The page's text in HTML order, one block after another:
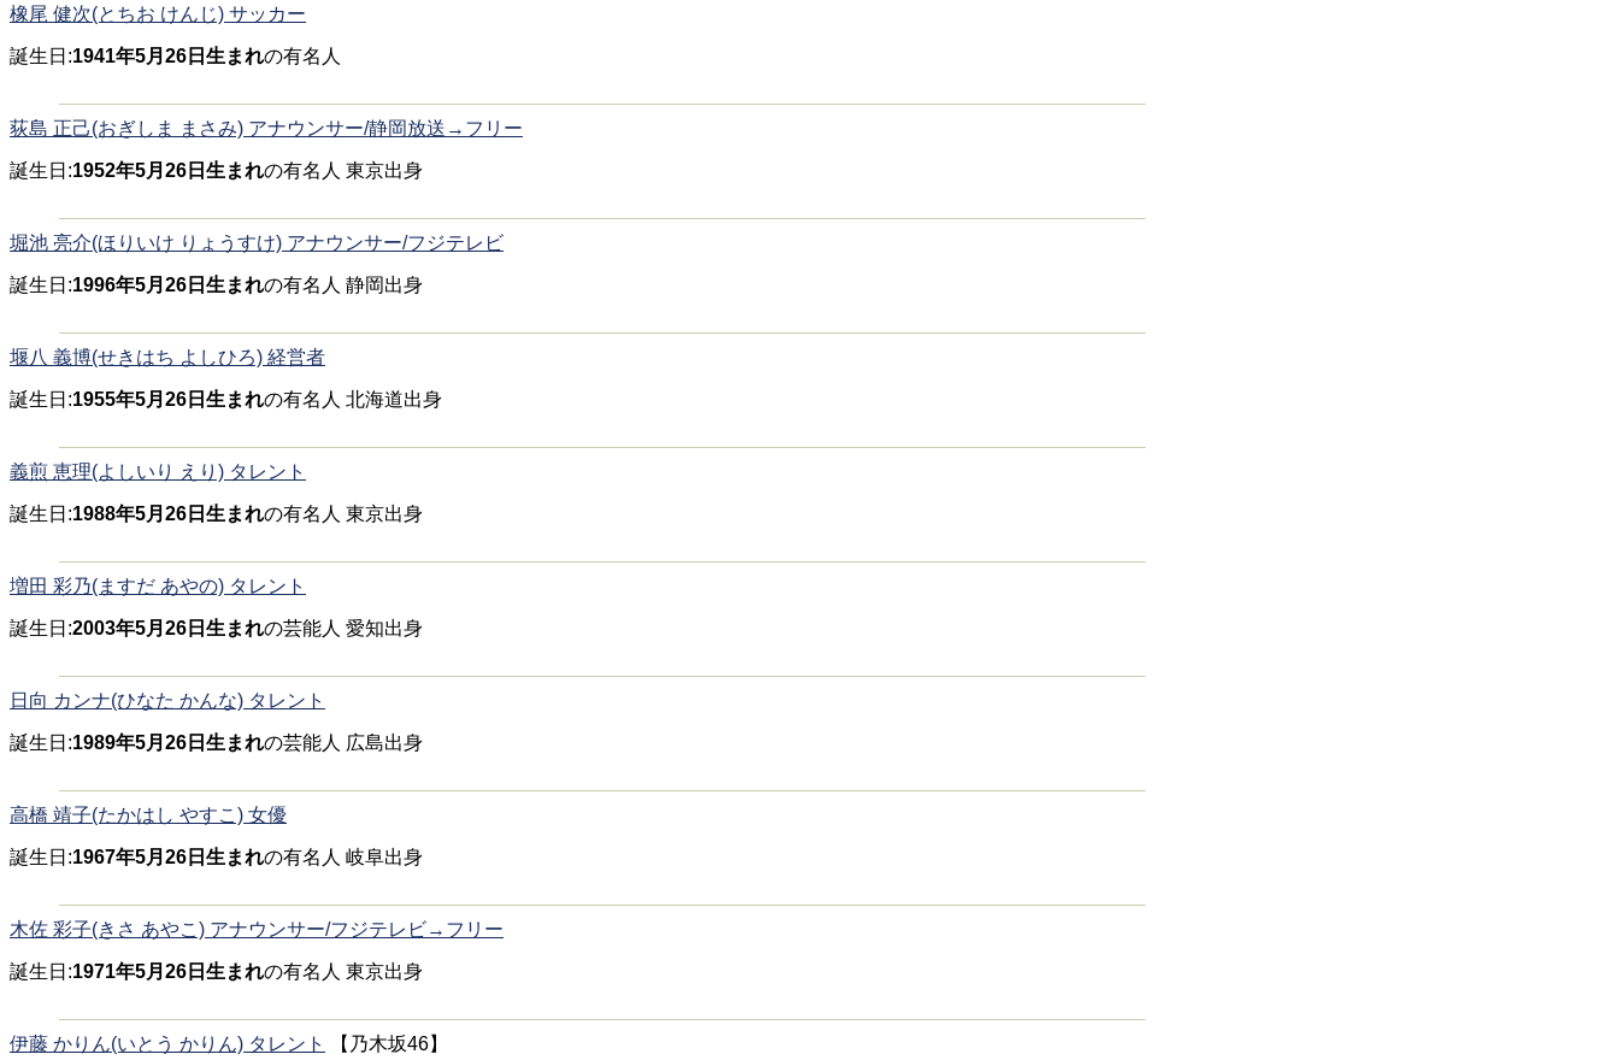
橡尾 健次(とちお けんじ) サッカー
誕生日:1941年5月26日生まれの有名人
荻島 正己(おぎしま まさみ) アナウンサー/静岡放送→フリー
誕生日:1952年5月26日生まれの有名人 東京出身
堀池 亮介(ほりいけ りょうすけ) アナウンサー/フジテレビ
誕生日:1996年5月26日生まれの有名人 静岡出身
堰八 義博(せきはち よしひろ) 経営者
誕生日:1955年5月26日生まれの有名人 北海道出身
義煎 恵理(よしいり えり) タレント
誕生日:1988年5月26日生まれの有名人 東京出身
増田 彩乃(ますだ あやの) タレント
誕生日:2003年5月26日生まれの芸能人 愛知出身
日向 カンナ(ひなた かんな) タレント
誕生日:1989年5月26日生まれの芸能人 広島出身
高橋 靖子(たかはし やすこ) 女優
誕生日:1967年5月26日生まれの有名人 岐阜出身
木佐 彩子(きさ あやこ) アナウンサー/フジテレビ→フリー
誕生日:1971年5月26日生まれの有名人 東京出身
伊藤 かりん(いとう かりん) タレント 【乃木坂46】